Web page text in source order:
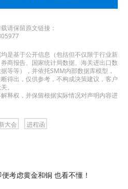
向叠加的背景下，
业链创新大会 将于6.11-12
届大会将以更广阔的国际
、更高效的对接机制，汇
业、顶尖科研专家、政府
，共同打造一个集思想碰
昆山，在这场智慧与机遇
白银产业高质量发展的崭
请保留原文链接：
是基于公开信息（包括但不仅限于行业新
商报告、国家统计局数据、海关进出口数
等等），并依托SMM内部数据库模型，
得出，仅供参考，不构成决策建议，客户
。
释权，并保留根据实际情况对声明内容进
大会 进程函
考虑黄金和铜 也看不懂！